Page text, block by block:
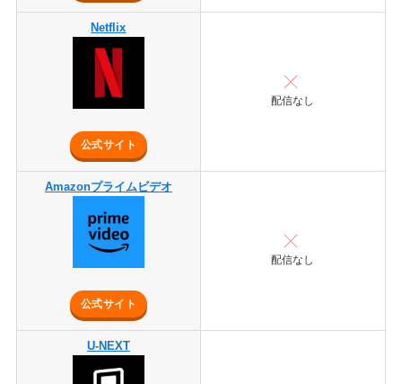
Netflix
公式サイト
配信なし
Amazonプライムビデオ
公式サイト
配信なし
U-NEXT